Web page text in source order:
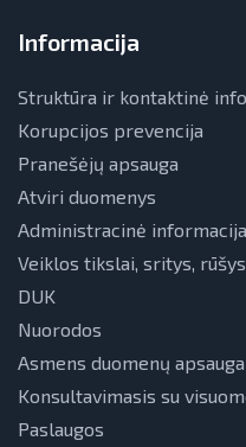
Informacija
Struktūra ir kontaktinė
Korupcijos prevencija
Pranešėjų apsauga
Atviri duomenys
Administracinė informacija
Veiklos tikslai, sritys,
DUK
Nuorodos
Asmens duomenų apsauga
Konsultavimasis su
Paslaugos